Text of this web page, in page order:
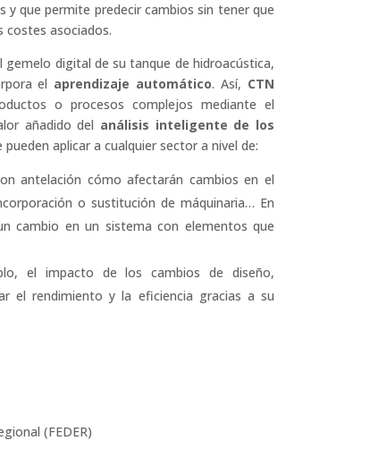
y que permite predecir cambios sin tener que
asociados.
gemelo digital de su tanque de hidroacústica,
el aprendizaje automático. Así, CTN
o procesos complejos mediante el
añadido del análisis inteligente de los
aplicar a cualquier sector a nivel de:
antelación cómo afectarán cambios en el
o sustitución de máquinaria… En
cambio en un sistema con elementos que
el impacto de los cambios de diseño,
el rendimiento y la eficiencia gracias a su
(FEDER)